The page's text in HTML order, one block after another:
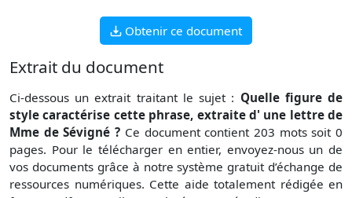
Obtenir ce document
Extrait du document
Ci-dessous un extrait traitant le sujet : Quelle figure de
style caractérise cette phrase, extraite d' une lettre de
Mme de Sévigné ? Ce document contient 203 mots soit 0
pages. Pour le télécharger en entier, envoyez-nous un de
vos documents grâce à notre système gratuit d’échange de
ressources numériques. Cette aide totalement rédigée en